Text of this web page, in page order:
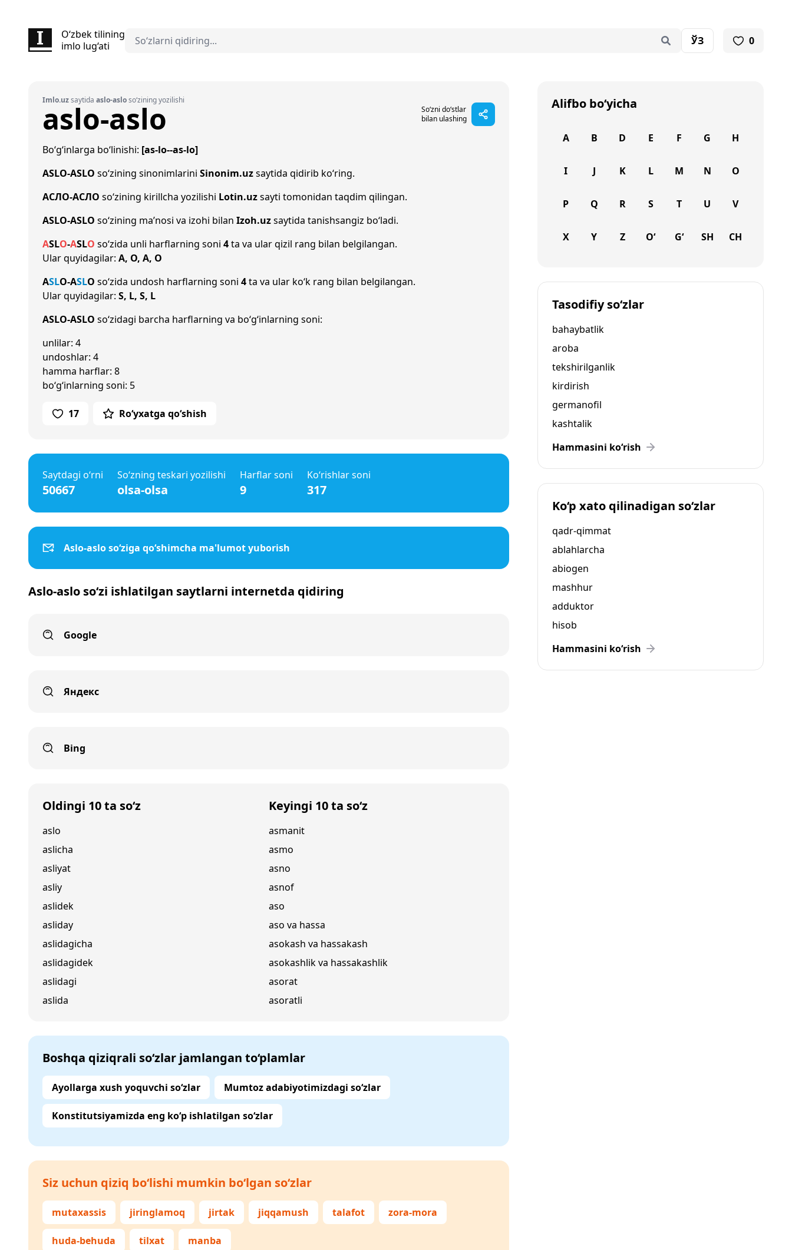
O‘zbek tilining
imlo lug‘ati
ЎЗ 0
Imlo.uzsaytida aslo-asloso‘zining yozilishi
aslo-aslo
So‘zni do‘stlar
bilan ulashing
Bo‘g‘inlarga bo‘linishi: [as-lo--as-lo]
ASLO-ASLO so‘zining sinonimlarini Sinonim.uzsaytida qidirib ko‘ring.
АСЛО-АСЛО so‘zining kirillcha yozilishi Lotin.uzsayti tomonidan taqdim qilingan.
ASLO-ASLO so‘zining ma’nosi va izohi bilan Izoh.uzsaytida tanishsangiz bo‘ladi.
ASLO-ASLO so‘zida unli harflarning soni 4ta va ular qizil rang bilan belgilangan.
Ular quyidagilar: A, O, A, O
ASLO-ASLO so‘zida undosh harflarning soni 4ta va ular ko‘k rang bilan belgilangan.
Ular quyidagilar: S, L, S, L
ASLO-ASLO so‘zidagi barcha harflarning va bo‘g‘inlarning soni:
unlilar: 4
undoshlar: 4
hamma harflar: 8
bo‘g‘inlarning soni: 5
17 Ro‘yxatga qo‘shish
Saytdagi o‘rni
50667
So‘zning teskari yozilishi
olsa-olsa
Harflar soni
9
Ko‘rishlar soni
317
Aslo-aslo so‘ziga qo‘shimcha ma'lumot yuborish
Aslo-aslo so‘zi ishlatilgan saytlarni internetda qidiring
Google
Яндекс
Bing
Oldingi 10 ta so‘z
aslo
aslicha
asliyat
asliy
aslidek
asliday
aslidagicha
aslidagidek
aslidagi
aslida
Keyingi 10 ta so‘z
asmanit
asmo
asno
asnof
aso
aso va hassa
asokash va hassakash
asokashlik va hassakashlik
asorat
asoratli
Boshqa qiziqrali so‘zlar jamlangan to‘plamlar
Ayollarga xush yoquvchi so‘zlar Mumtoz adabiyotimizdagi so‘zlar
Konstitutsiyamizda eng ko‘p ishlatilgan so‘zlar
Siz uchun qiziq bo‘lishi mumkin bo‘lgan so‘zlar
mutaxassis jiringlamoq jirtak jiqqamush talafot zora-mora
huda-behuda tilxat manba
Alifbo bo‘yicha
A B D E F G H
I J K L M N O
P Q R S T U V
X Y Z O‘ G‘ SH CH
Tasodifiy so‘zlar
bahaybatlik
aroba
tekshirilganlik
kirdirish
germanofil
kashtalik
Hammasini ko‘rish
Ko‘p xato qilinadigan so‘zlar
qadr-qimmat
ablahlarcha
abiogen
mashhur
adduktor
hisob
Hammasini ko‘rish